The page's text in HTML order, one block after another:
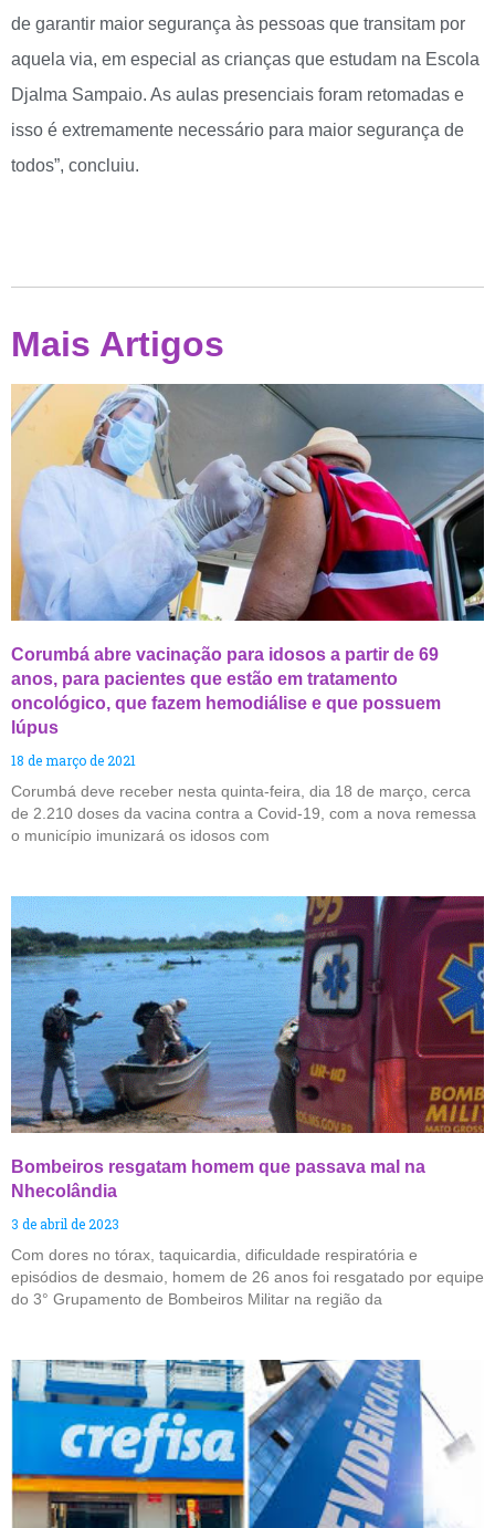
de garantir maior segurança às pessoas que transitam por
aquela via, em especial as crianças que estudam na Escola
Djalma Sampaio. As aulas presenciais foram retomadas e
isso é extremamente necessário para maior segurança de
todos”, concluiu.
Mais Artigos
Corumbá abre vacinação para idosos a partir de 69
anos, para pacientes que estão em tratamento
oncológico, que fazem hemodiálise e que possuem
lúpus
18 de março de 2021
Corumbá deve receber nesta quinta-feira, dia 18 de março, cerca
de 2.210 doses da vacina contra a Covid-19, com a nova remessa
o município imunizará os idosos com
Bombeiros resgatam homem que passava mal na
Nhecolândia
3 de abril de 2023
Com dores no tórax, taquicardia, dificuldade respiratória e
episódios de desmaio, homem de 26 anos foi resgatado por equipe
do 3° Grupamento de Bombeiros Militar na região da